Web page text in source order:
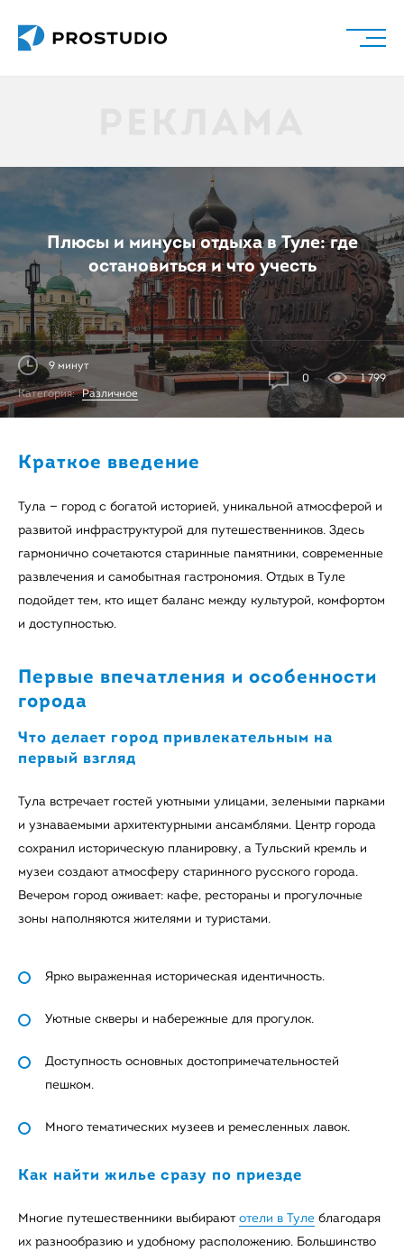
Плюсы и минусы отдыха в Туле: где
остановиться и что учесть
Категория: Различное
9 минут
0
1 799
Краткое введение
Тула — город с богатой историей, уникальной атмосферой и
развитой инфраструктурой для путешественников. Здесь
гармонично сочетаются старинные памятники, современные
развлечения и самобытная гастрономия. Отдых в Туле
подойдет тем, кто ищет баланс между культурой, комфортом
и доступностью.
Первые впечатления и особенности
города
Что делает город привлекательным на
первый взгляд
Тула встречает гостей уютными улицами, зелеными парками
и узнаваемыми архитектурными ансамблями. Центр города
сохранил историческую планировку, а Тульский кремль и
музеи создают атмосферу старинного русского города.
Вечером город оживает: кафе, рестораны и прогулочные
зоны наполняются жителями и туристами.
Ярко выраженная историческая идентичность.
Уютные скверы и набережные для прогулок.
Доступность основных достопримечательностей
пешком.
Много тематических музеев и ремесленных лавок.
Как найти жилье сразу по приезде
Многие путешественники выбираютотели в Туле благодаря
их разнообразию и удобному расположению. Большинство